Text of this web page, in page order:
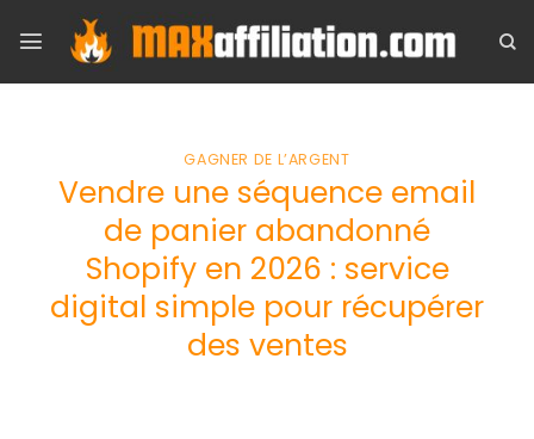
content
GAGNER DE L’ARGENT
Vendre une séquence email
de panier abandonné
Shopify en 2026 : service
digital simple pour récupérer
des ventes